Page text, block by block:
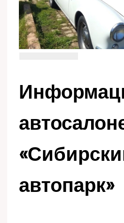
автопарк»